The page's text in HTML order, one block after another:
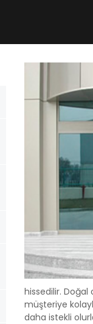
hissedilir.
müşteriye
daha istekli